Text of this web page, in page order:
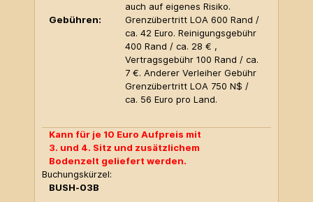
auch auf eigenes Risiko.
Gebühren:
Grenzübertritt LOA 600 Rand /
ca. 42 Euro. Reinigungsgebühr
400 Rand / ca. 28 € ,
Vertragsgebühr 100 Rand / ca.
7 €. Anderer Verleiher Gebühr
Grenzübertritt LOA 750 N$ /
ca. 56 Euro pro Land.
Kann für je 10 Euro Aufpreis mit
3. und 4. Sitz und zusätzlichem
Bodenzelt geliefert werden.
Buchungskürzel:
BUSH-03B